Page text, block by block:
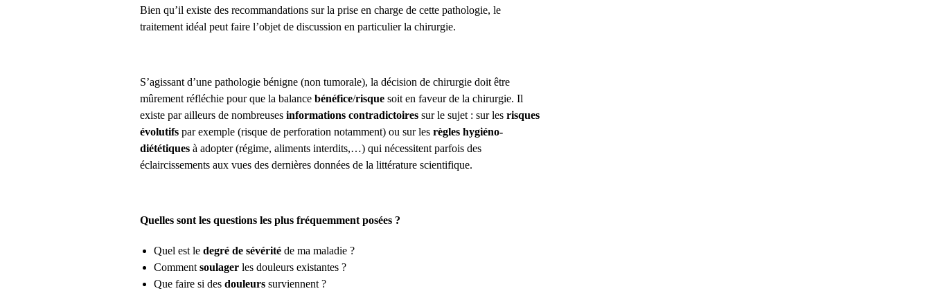
Bien qu’il existe des recommandations sur la prise en charge de cette pathologie, le
traitement idéal peut faire l’objet de discussion en particulier la chirurgie.
S’agissant d’une pathologie bénigne (non tumorale), la décision de chirurgie doit être
mûrement réfléchie pour que la balance bénéfice/risque soit en faveur de la chirurgie. Il
existe par ailleurs de nombreuses informations contradictoires sur le sujet : sur les risques
évolutifs par exemple (risque de perforation notamment) ou sur les règles hygiéno-
diététiques à adopter (régime, aliments interdits,…) qui nécessitent parfois des
éclaircissements aux vues des dernières données de la littérature scientifique.
Quelles sont les questions les plus fréquemment posées ?
Quel est le degré de sévérité de ma maladie ?
Comment soulager les douleurs existantes ?
Que faire si des douleurs surviennent ?